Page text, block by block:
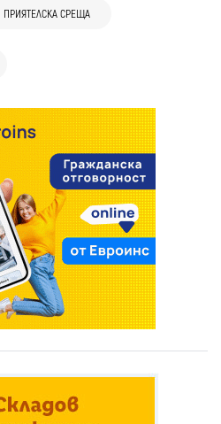
ПРИЯТЕЛСКА СРЕЩА